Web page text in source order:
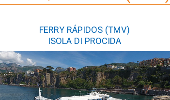
FERRY RÁPIDOS (TMV)
ISOLA DI PROCIDA